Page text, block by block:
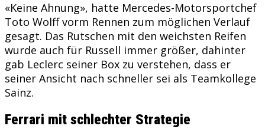
«Keine Ahnung», hatte Mercedes-Motorsportchef
Toto Wolff vorm Rennen zum möglichen Verlauf
gesagt. Das Rutschen mit den weichsten Reifen
wurde auch für Russell immer größer, dahinter
gab Leclerc seiner Box zu verstehen, dass er
seiner Ansicht nach schneller sei als Teamkollege
Sainz.
Ferrari mit schlechter Strategie